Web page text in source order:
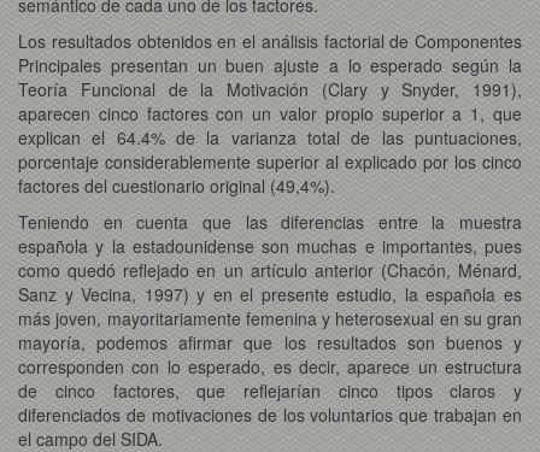
Los resultados obtenidos en el análisis factorial de Componentes
Principales presentan un buen ajuste a lo esperado según la
Teoría Funcional de la Motivación (Clary y Snyder, 1991),
aparecen cinco factores con un valor propio superior a 1, que
explican el 64.4% de la varianza total de las puntuaciones,
porcentaje considerablemente superior al explicado por los cinco
factores del cuestionario original (49,4%).
Teniendo en cuenta que las diferencias entre la muestra
española y la estadounidense son muchas e importantes, pues
como quedó reflejado en un artículo anterior (Chacón, Ménard,
Sanz y Vecina, 1997) y en el presente estudio, la española es
más joven, mayoritariamente femenina y heterosexual en su gran
mayoría, podemos afirmar que los resultados son buenos y
corresponden con lo esperado, es decir, aparece un estructura
de cinco factores, que reflejarían cinco tipos claros y
diferenciados de motivaciones de los voluntarios que trabajan en
el campo del SIDA.